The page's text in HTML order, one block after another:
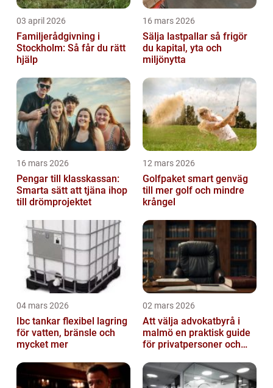
03 april 2026
Familjerådgivning i
Stockholm: Så får du rätt
hjälp
16 mars 2026
Sälja lastpallar så frigör
du kapital, yta och
miljönytta
16 mars 2026
Pengar till klasskassan:
Smarta sätt att tjäna ihop
till drömprojektet
12 mars 2026
Golfpaket smart genväg
till mer golf och mindre
krångel
04 mars 2026
Ibc tankar flexibel lagring
för vatten, bränsle och
mycket mer
02 mars 2026
Att välja advokatbyrå i
malmö en praktisk guide
för privatpersoner och